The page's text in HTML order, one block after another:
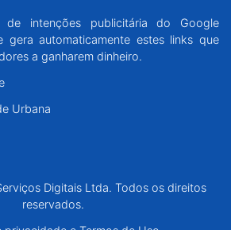
intenções publicitária do Google
gera automaticamente estes links que
a ganharem dinheiro.
Urbana
Digitais Ltda. Todos os direitos
reservados.